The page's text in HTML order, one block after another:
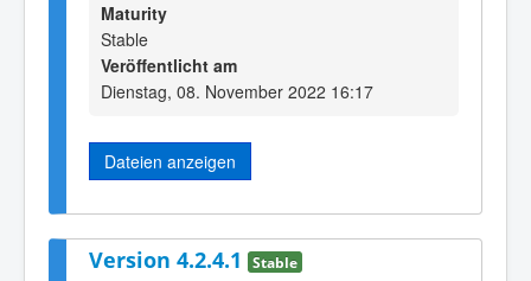
Maturity
Stable
Veröffentlicht am
Dienstag, 08. November 2022 16:17
Dateien anzeigen
Version 4.2.4.1 Stable